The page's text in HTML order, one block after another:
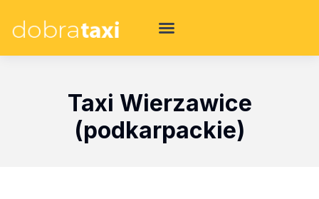
Taxi Wierzawice
(podkarpackie)